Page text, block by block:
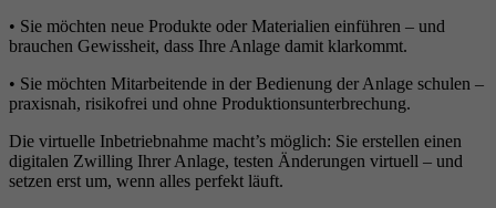
• Sie möchten neue Produkte oder Materialien einführen – und
brauchen Gewissheit, dass Ihre Anlage damit klarkommt.
• Sie möchten Mitarbeitende in der Bedienung der Anlage schulen –
praxisnah, risikofrei und ohne Produktionsunterbrechung.
Die virtuelle Inbetriebnahme macht’s möglich: Sie erstellen einen
digitalen Zwilling Ihrer Anlage, testen Änderungen virtuell – und
setzen erst um, wenn alles perfekt läuft.